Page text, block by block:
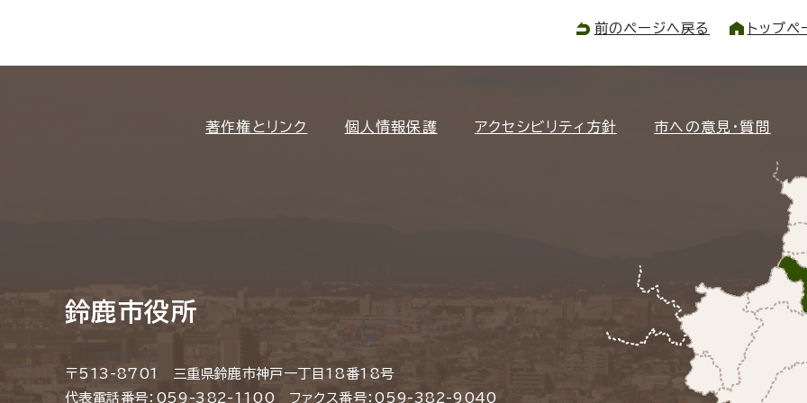
前のページへ戻る トップ
著作権とリンク 個人情報保護 アクセシビリティ方針 市への意見・質問
鈴鹿市役所
〒513-8701 三重県鈴鹿市神戸一丁目18番18号
代表電話番号：059-382-1100 ファクス番号：059-382-9040